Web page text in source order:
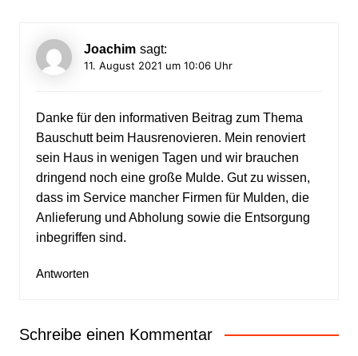
Joachim sagt:
11. August 2021 um 10:06 Uhr
Danke für den informativen Beitrag zum Thema
Bauschutt beim Hausrenovieren. Mein renoviert
sein Haus in wenigen Tagen und wir brauchen
dringend noch eine große Mulde. Gut zu wissen,
dass im Service mancher Firmen für Mulden, die
Anlieferung und Abholung sowie die Entsorgung
inbegriffen sind.
Antworten
Schreibe einen Kommentar